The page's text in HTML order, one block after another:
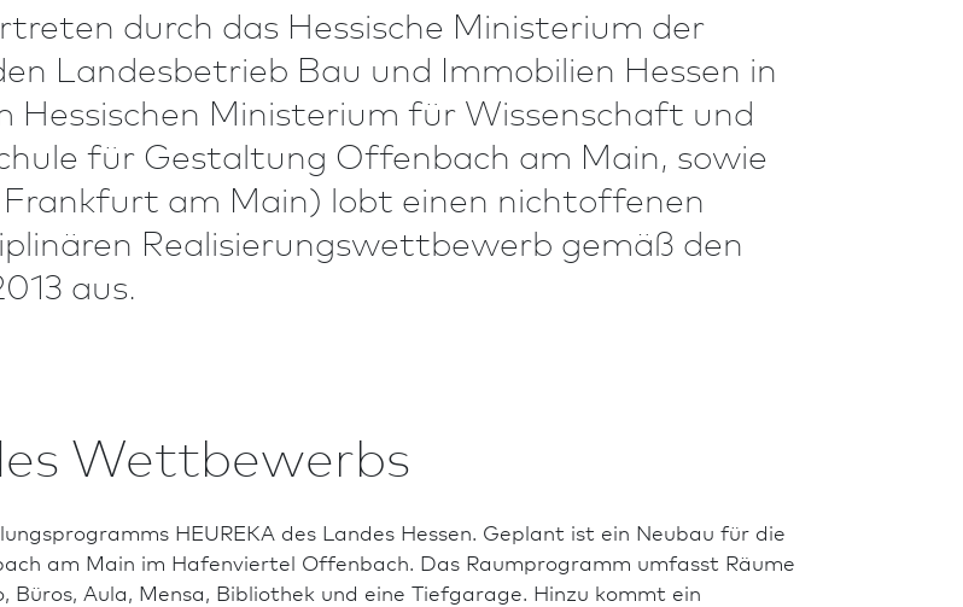
durch das Hessische Ministerium der
Landesbetrieb Bau und Immobilien Hessen in
Ministerium für Wissenschaft und
für Gestaltung Offenbach am Main, sowie
am Main) lobt einen nichtoffenen
Realisierungs­wett­bewerb gemäß den
aus.
Wettbewerbs
HEUREKA des Landes Hessen. Geplant ist ein Neu­bau für die
am Main im Hafenviertel Offenbach. Das Raumprogramm umfasst Räume
Aula, Mensa, Bibliothek und eine Tiefgarage. Hinzu kommt ein